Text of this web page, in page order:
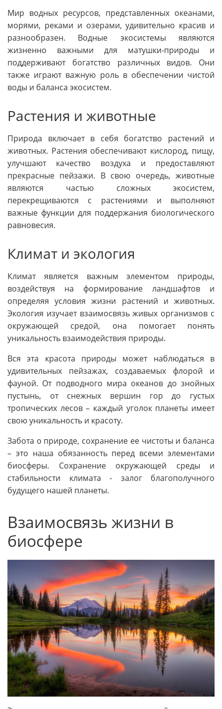
Мир водных ресурсов, представленных океанами,
морями, реками и озерами, удивительно красив и
разнообразен. Водные экосистемы являются
жизненно важными для матушки-природы и
поддерживают богатство различных видов. Они
также играют важную роль в обеспечении чистой
воды и баланса экосистем.
Растения и животные
Природа включает в себя богатство растений и
животных. Растения обеспечивают кислород, пищу,
улучшают качество воздуха и предоставляют
прекрасные пейзажи. В свою очередь, животные
являются частью сложных экосистем,
перекрещиваются с растениями и выполняют
важные функции для поддержания биологического
равновесия.
Климат и экология
Климат является важным элементом природы,
воздействуя на формирование ландшафтов и
определяя условия жизни растений и животных.
Экология изучает взаимосвязь живых организмов с
окружающей средой, она помогает понять
уникальность взаимодействия природы.
Вся эта красота природы может наблюдаться в
удивительных пейзажах, создаваемых флорой и
фауной. От подводного мира океанов до знойных
пустынь, от снежных вершин гор до густых
тропических лесов – каждый уголок планеты имеет
свою уникальность и красоту.
Забота о природе, сохранение ее чистоты и баланса
– это наша обязанность перед всеми элементами
биосферы. Сохранение окружающей среды и
стабильности климата - залог благополучного
будущего нашей планеты.
Взаимосвязь жизни в
биосфере